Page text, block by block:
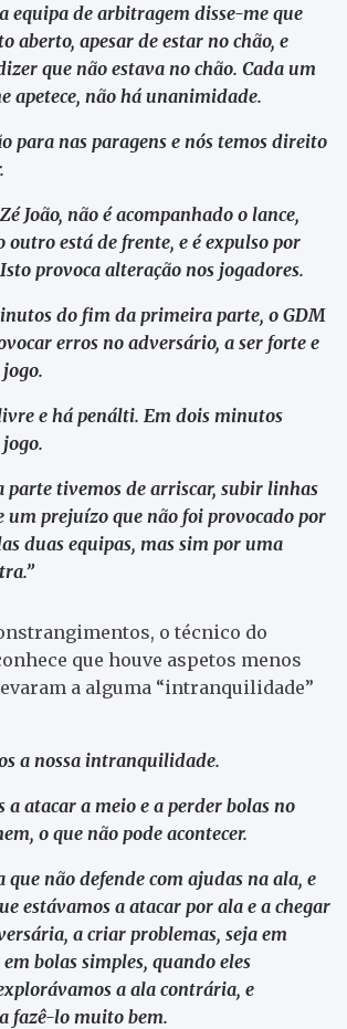
equipa de arbitragem disse-me que
aberto, apesar de estar no chão, e
que não estava no chão. Cada um
apetece, não há unanimidade.
para nas paragens e nós temos direito
João, não é acompanhado o lance,
outro está de frente, e é expulso por
Isto provoca alteração nos jogadores.
do fim da primeira parte, o GDM
erros no adversário, a ser forte e
e há penálti. Em dois minutos
parte tivemos de arriscar, subir linhas
um prejuízo que não foi provocado por
duas equipas, mas sim por uma
o técnico do
que houve aspetos menos
a alguma “intranquilidade”
a nossa intranquilidade.
a atacar a meio e a perder bolas no
o que não pode acontecer.
que não defende com ajudas na ala, e
estávamos a atacar por ala e a chegar
a criar problemas, seja em
bolas simples, quando eles
a ala contrária, e
fazê-lo muito bem.